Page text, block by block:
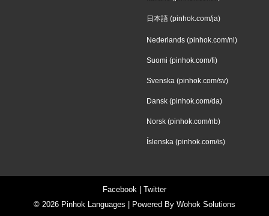
日本語 (pinhok.com/ja)
Nederlands (pinhok.com/nl)
Suomi (pinhok.com/fi)
Svenska (pinhok.com/sv)
Dansk (pinhok.com/da)
Norsk (pinhok.com/nb)
Íslenska (pinhok.com/is)
Facebook | Twitter
© 2026 Pinhok Languages | Powered By Wohok Solutions